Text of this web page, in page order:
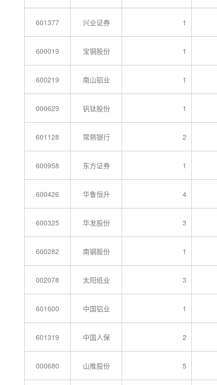
601377 兴业证券 1
600019 宝钢股份 1
600219 南山铝业 1
000629 钒钛股份 1
601128 常熟银行 2
600958 东方证券 1
600426 华鲁恒升 4
600325 华发股份 3
600282 南钢股份 1
002078 太阳纸业 3
601600 中国铝业 1
601319 中国人保 2
000680 山推股份 5